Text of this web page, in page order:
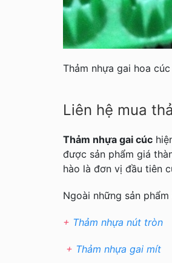
Thảm nhựa gai hoa cúc
Liên hệ mua
Thảm nhựa gai cúc
được sản phẩm giá
hào là đơn vị đầu tiên
Ngoài những sản
+ Thảm nhựa nút tròn
+ Thảm nhựa gai mít